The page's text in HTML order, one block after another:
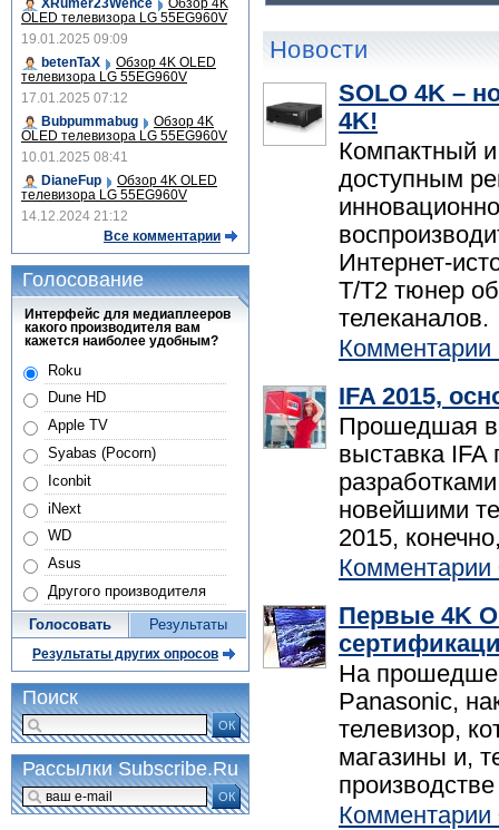
Новости
SOLO 4K –
4K!
Компактный
доступным
Интернет-
T/T2 тюнер
телеканалов.
Комментарии
IFA 2015,
Прошедшая в
выставка
новейшими
2015,
Комментарии
Первые 4K
На
Panasonic,
телевизор,
магазины и,
Комментарии
XRumer23Wence
Обзор 4K
OLED телевизора LG 55EG960V
19.01.2025 09:09
betenTaX
Обзор 4K OLED
телевизора LG 55EG960V
17.01.2025 07:12
Bubpummabug
Обзор 4K
OLED телевизора LG 55EG960V
10.01.2025 08:41
DianeFup
Обзор 4K OLED
телевизора LG 55EG960V
14.12.2024 21:12
Все комментарии
Голосование
Интерфейс для медиаплееров
какого производителя вам
кажется наиболее удобным?
Roku
Dune HD
Apple TV
Syabas (Pocorn)
Iconbit
iNext
WD
Asus
Другого производителя
Голосовать Результаты
Результаты других опросов
Поиск
ОК
Рассылки Subscribe.Ru
ОК